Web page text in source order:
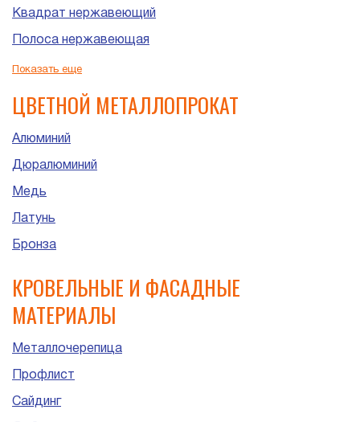
Квадрат нержавеющий
Полоса нержавеющая
Шестигранник нержавеющий
Показать еще
ЦВЕТНОЙ МЕТАЛЛОПРОКАТ
Алюминий
Дюралюминий
Медь
Латунь
Бронза
КРОВЕЛЬНЫЕ И ФАСАДНЫЕ
МАТЕРИАЛЫ
Металлочерепица
Профлист
Сайдинг